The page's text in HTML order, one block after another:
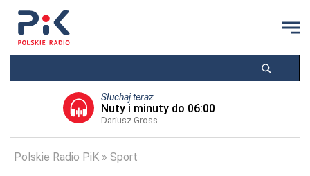
Słuchaj teraz
Nuty i minuty do 06:00
Dariusz Gross
Polskie Radio PiK Sport